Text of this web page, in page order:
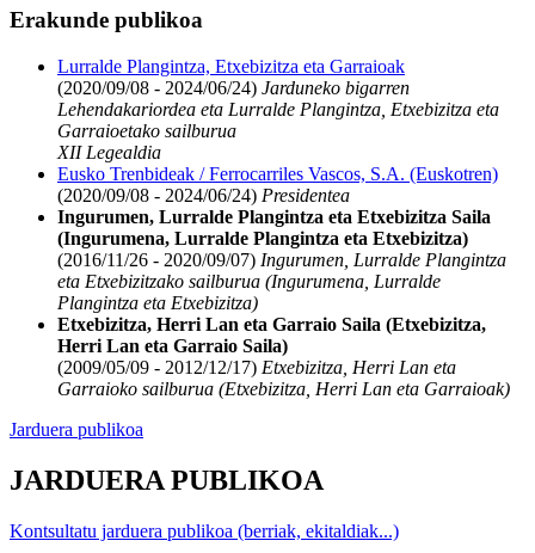
Erakunde publikoa
Lurralde Plangintza, Etxebizitza eta Garraioak
(2020/09/08 - 2024/06/24) Jarduneko bigarren
Lehendakariordea eta Lurralde Plangintza, Etxebizitza eta
Garraioetako sailburua
XII Legealdia
Eusko Trenbideak / Ferrocarriles Vascos, S.A. (Euskotren)
(2020/09/08 - 2024/06/24) Presidentea
Ingurumen, Lurralde Plangintza eta Etxebizitza Saila
(Ingurumena, Lurralde Plangintza eta Etxebizitza)
(2016/11/26 - 2020/09/07) Ingurumen, Lurralde Plangintza
eta Etxebizitzako sailburua (Ingurumena, Lurralde
Plangintza eta Etxebizitza)
Etxebizitza, Herri Lan eta Garraio Saila (Etxebizitza,
Herri Lan eta Garraio Saila)
(2009/05/09 - 2012/12/17) Etxebizitza, Herri Lan eta
Garraioko sailburua (Etxebizitza, Herri Lan eta Garraioak)
Jarduera publikoa
JARDUERA PUBLIKOA
Kontsultatu jarduera publikoa (berriak, ekitaldiak...)